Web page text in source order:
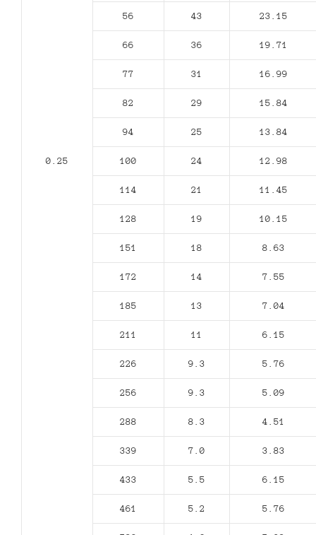
0.25
56 43 23.15
66 36 19.71
77 31 16.99
82 29 15.84
94 25 13.84
100 24 12.98
114 21 11.45
128 19 10.15
151 18 8.63
172 14 7.55
185 13 7.04
211 11 6.15
226 9.3 5.76
256 9.3 5.09
288 8.3 4.51
339 7.0 3.83
433 5.5 6.15
461 5.2 5.76